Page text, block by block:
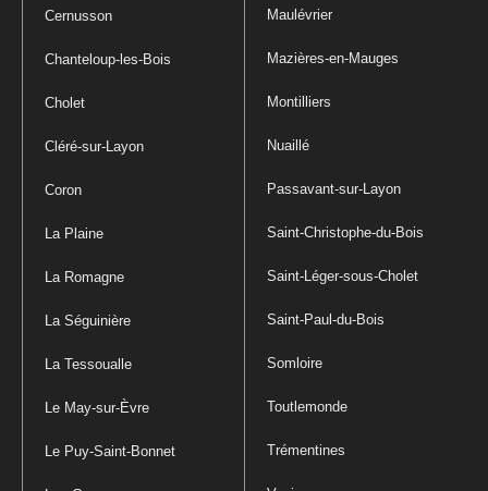
Cernusson
Chanteloup-les-Bois
Cholet
Cléré-sur-Layon
Coron
La Plaine
La Romagne
La Séguinière
La Tessoualle
Le May-sur-Èvre
Le Puy-Saint-Bonnet
Maulévrier
Mazières-en-Mauges
Montilliers
Nuaillé
Passavant-sur-Layon
Saint-Christophe-du-Bois
Saint-Léger-sous-Cholet
Saint-Paul-du-Bois
Somloire
Toutlemonde
Trémentines